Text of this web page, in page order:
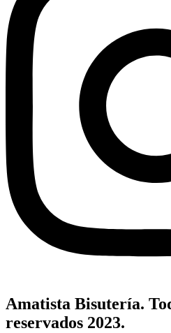
Amatista Bisutería.
reservados 2023.